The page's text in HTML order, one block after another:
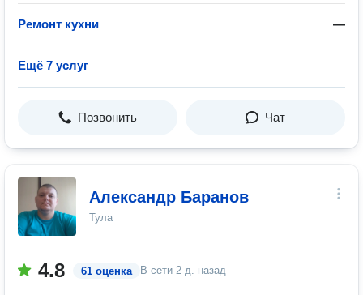
Ремонт кухни —
Ещё 7 услуг
Позвонить Чат
Александр Баранов
Тула
4.8 61 оценка В сети 2 д. назад